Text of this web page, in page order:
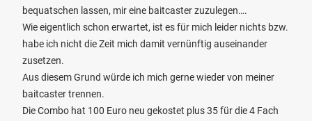
bequatschen lassen, mir eine baitcaster zuzulegen….
Wie eigentlich schon erwartet, ist es für mich leider nichts bzw.
habe ich nicht die Zeit mich damit vernünftig auseinander
zusetzen.
Aus diesem Grund würde ich mich gerne wieder von meiner
baitcaster trennen.
Die Combo hat 100 Euro neu gekostet plus 35 für die 4 Fach